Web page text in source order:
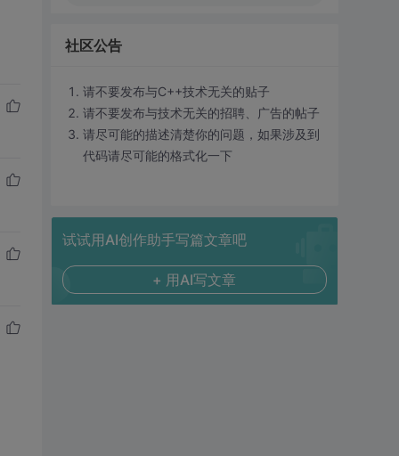
社区公告
请不要发布与C++技术无关的贴子
请不要发布与技术无关的招聘、广告的帖子
请尽可能的描述清楚你的问题，如果涉及到
代码请尽可能的格式化一下
试试用AI创作助手写篇文章吧
+ 用AI写文章